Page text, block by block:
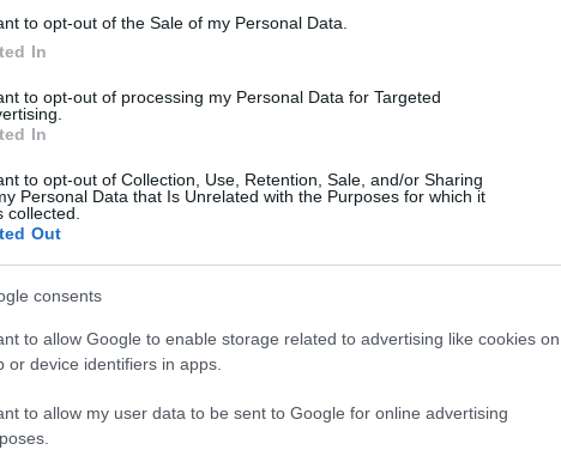
to opt-out of the Sale of my Personal Data.
In
to opt-out of processing my Personal Data for Targeted
In
to opt-out of Collection, Use, Retention, Sale, and/or Sharing
Personal Data that Is Unrelated with the Purposes for which it
collected.
Out
consents
to allow Google to enable storage related to advertising like cookies on
or device identifiers in apps.
to allow my user data to be sent to Google for online advertising